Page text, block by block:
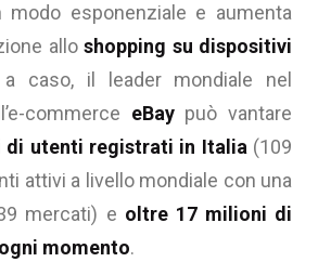
modo esponenziale e aumenta
alloshopping su dispositivi
caso, il leader mondiale nel
commerce eBaypuò vantare
di utenti registrati in Italia (109
attivi a livello mondiale con una
mercati) e oltre 17 milioni di
momento.